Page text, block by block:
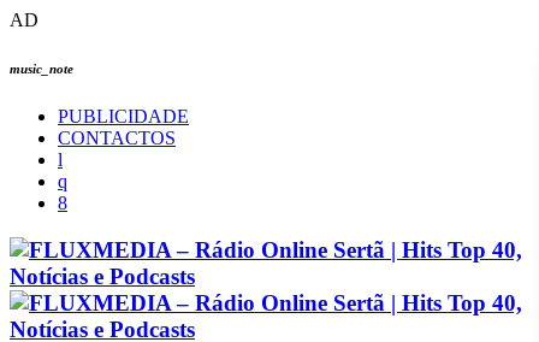
AD
music_note
PUBLICIDADE
CONTACTOS